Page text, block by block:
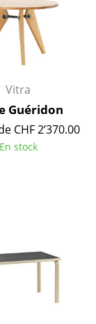
Vitra
Guéridon
CHF 2’370.00
En stock